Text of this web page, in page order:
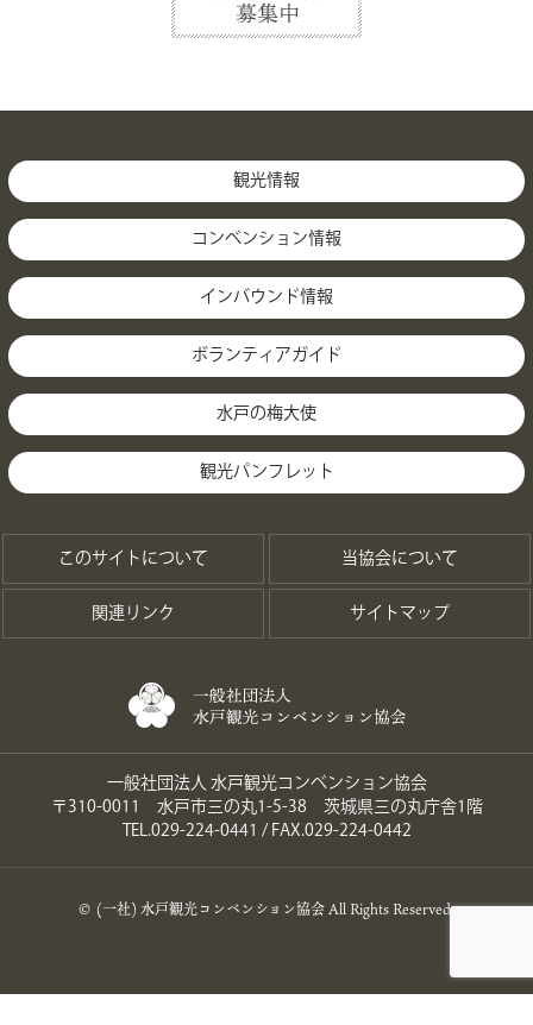
観光情報
コンベンション情報
インバウンド情報
ボランティアガイド
水戸の梅大使
観光パンフレット
このサイトについて 当協会について
関連リンク サイトマップ
一般社団法人 水戸観光コンベンション協会
〒310-0011 水戸市三の丸1-5-38 茨城県三の丸庁舎1階
TEL.029-224-0441 / FAX.029-224-0442
© (一社) 水戸観光コンベンション協会 All Rights Reserved.